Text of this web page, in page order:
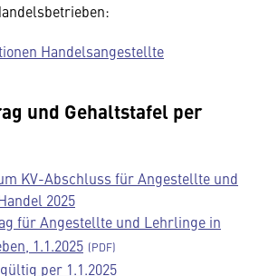
Handelsangestellte
und Gehaltstafel per
KV-Abschluss für Angestellte und
2025
für Angestellte und Lehrlinge in
1.1.2025
per 1.1.2025